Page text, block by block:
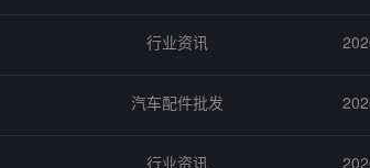
行业资讯
汽车配件批发
行业资讯